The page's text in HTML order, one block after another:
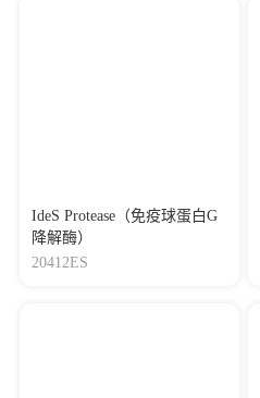
IdeS Protease（免疫球蛋白G
降解酶）
20412ES